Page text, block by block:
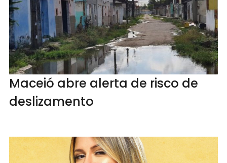
Maceió abre alerta de risco de
deslizamento